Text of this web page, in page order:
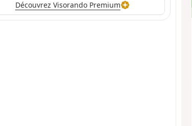
Découvrez Visorando Premium